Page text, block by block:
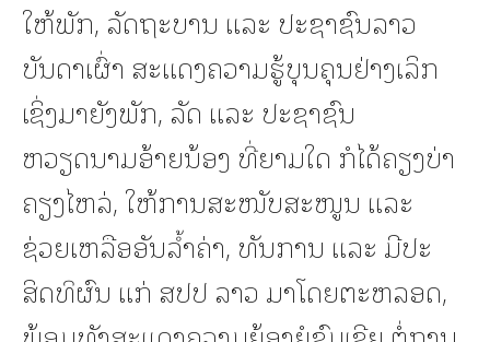
ໃຫ້ພັກ, ລັດຖະບານ ແລະ ປະຊາຊົນລາວ
ບັນດາເຜົ່າ ສະແດງຄວາມຮູ້ບຸນຄຸນຢ່າງເລິກ
ເຊິ່ງມາຍັງພັກ, ລັດ ແລະ ປະຊາຊົນ
ຫວຽດນາມອ້າຍນ້ອງ ທີ່ຍາມໃດ ກໍໄດ້ຄຽງບ່າ
ຄຽງໄຫລ່, ໃຫ້ການສະໜັບສະໜູນ ແລະ
ຊ່ວຍເຫລືອອັນລໍ້າຄ່າ, ທັນການ ແລະ ມີປະ
ສິດທິຜົນ ແກ່ ສປປ ລາວ ມາໂດຍຕະຫລອດ,